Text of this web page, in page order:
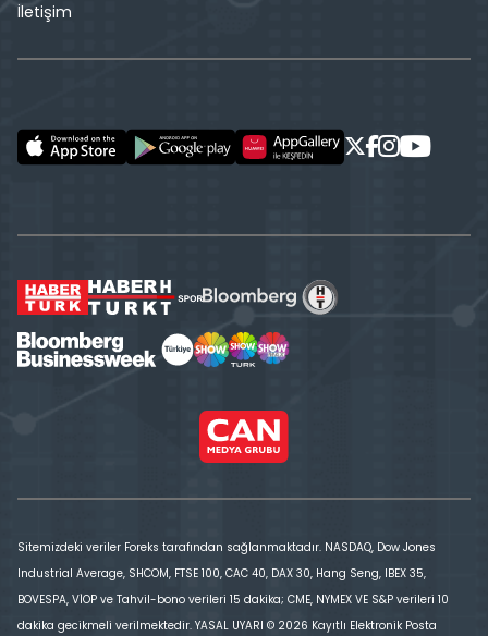
İletişim
Sitemizdeki veriler Foreks tarafından sağlanmaktadır. NASDAQ, Dow Jones
Industrial Average, SHCOM, FTSE 100, CAC 40, DAX 30, Hang Seng, IBEX 35,
BOVESPA, VİOP ve Tahvil-bono verileri 15 dakika; CME, NYMEX VE S&P verileri 10
dakika gecikmeli verilmektedir. YASAL UYARI © 2026 Kayıtlı Elektronik Posta